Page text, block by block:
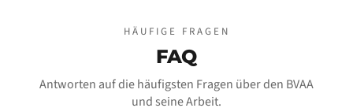
HÄUFIGE FRAGEN
FAQ
Antworten auf die häufigsten Fragen über den BVAA
und seine Arbeit.